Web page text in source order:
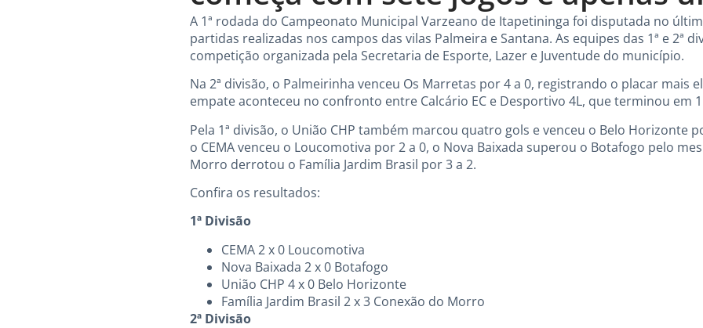
A 1ª rodada do Campeonato Municipal Varzeano de Itapetininga foi disputada no
partidas realizadas nos campos das vilas Palmeira e Santana. As equipes das 1ª e 2ª
competição organizada pela Secretaria de Esporte, Lazer e Juventude do município.
Na 2ª divisão, o Palmeirinha venceu Os Marretas por 4 a 0, registrando o placar mais
empate aconteceu no confronto entre Calcário EC e Desportivo 4L, que terminou em
Pela 1ª divisão, o União CHP também marcou quatro gols e venceu o Belo Horizonte
o CEMA venceu o Loucomotiva por 2 a 0, o Nova Baixada superou o Botafogo pelo
Morro derrotou o Família Jardim Brasil por 3 a 2.
Confira os resultados:
1ª Divisão
CEMA 2 x 0 Loucomotiva
Nova Baixada 2 x 0 Botafogo
União CHP 4 x 0 Belo Horizonte
Família Jardim Brasil 2 x 3 Conexão do Morro
2ª Divisão